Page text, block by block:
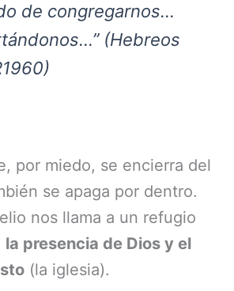
de congregarnos…
(Hebreos
por miedo, se encierra del
se apaga por dentro.
nos llama a un refugio
la presencia de Dios y el
(la iglesia).